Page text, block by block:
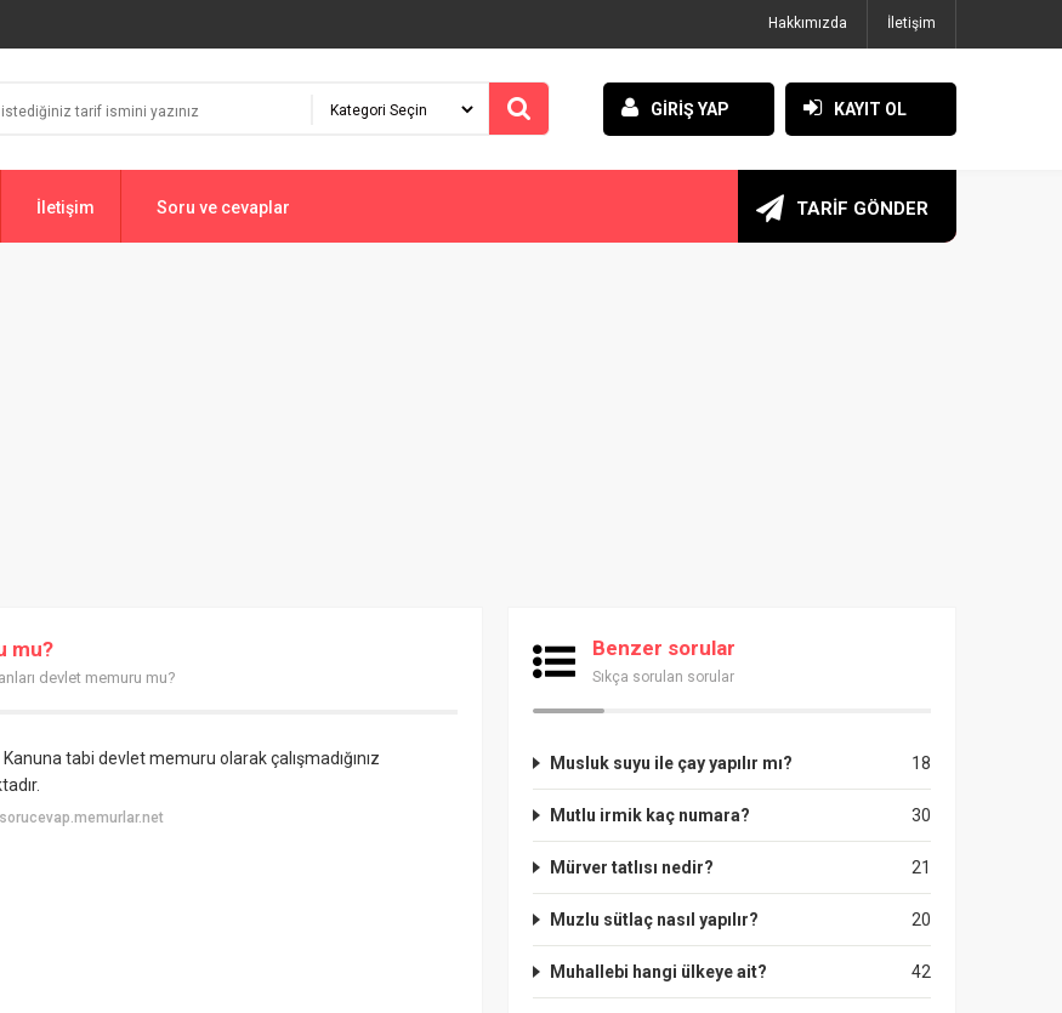
Hakkımızda İletişim
GİRİŞ YAP KAYIT OL
İletişim Soru ve cevaplar TARİF GÖNDER
mu?
devlet memuru mu?
tabi devlet memuru olarak çalışmadığınız
Benzer sorular
Sıkça sorulan sorular
18
Musluk suyu ile çay yapılır mı?
30
Mutlu irmik kaç numara?
21
Mürver tatlısı nedir?
20
Muzlu sütlaç nasıl yapılır?
42
Muhallebi hangi ülkeye ait?